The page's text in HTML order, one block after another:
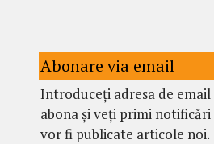
Abonare via email
Introduceți adresa de
abona și veți primi
vor fi publicate articole noi.